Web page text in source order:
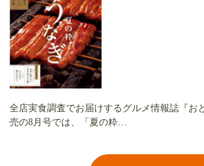
全店実食調査でお届けするグルメ情報誌『お
売の8月号では、「夏の粋…